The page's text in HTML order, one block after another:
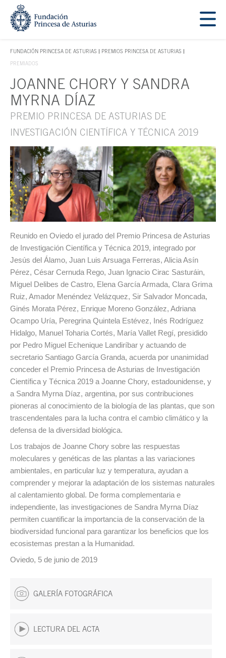
Saltar navegación. Ir directamente al contenido principal
FUNDACIÓN PRINCESA DE ASTURIAS
TECLA DE ACCESO 1
PREMIOS PRINCESA DE ASTURIAS
PREMIADOS
Contenido principal
JOANNE CHORY Y SANDRA
MYRNA DÍAZ
PREMIO PRINCESA DE ASTURIAS DE
INVESTIGACIÓN CIENTÍFICA Y TÉCNICA 2019
Reunido en Oviedo el jurado del Premio Princesa de Asturias
de Investigación Científica y Técnica 2019, integrado por
Jesús del Álamo, Juan Luis Arsuaga Ferreras, Alicia Asín
Pérez, César Cernuda Rego, Juan Ignacio Cirac Sasturáin,
Miguel Delibes de Castro, Elena García Armada, Clara Grima
Ruiz, Amador Menéndez Velázquez, Sir Salvador Moncada,
Ginés Morata Pérez, Enrique Moreno González, Adriana
Ocampo Uría, Peregrina Quintela Estévez, Inés Rodríguez
Hidalgo, Manuel Toharia Cortés, María Vallet Regí, presidido
por Pedro Miguel Echenique Landiríbar y actuando de
secretario Santiago García Granda, acuerda por unanimidad
conceder el Premio Princesa de Asturias de Investigación
Científica y Técnica 2019 a Joanne Chory, estadounidense, y
a Sandra Myrna Díaz, argentina, por sus contribuciones
pioneras al conocimiento de la biología de las plantas, que son
trascendentales para la lucha contra el cambio climático y la
defensa de la diversidad biológica.
Los trabajos de Joanne Chory sobre las respuestas
moleculares y genéticas de las plantas a las variaciones
ambientales, en particular luz y temperatura, ayudan a
comprender y mejorar la adaptación de los sistemas naturales
al calentamiento global. De forma complementaria e
independiente, las investigaciones de Sandra Myrna Díaz
permiten cuantificar la importancia de la conservación de la
biodiversidad funcional para garantizar los beneficios que los
ecosistemas prestan a la Humanidad.
Oviedo, 5 de junio de 2019
GALERÍA FOTOGRÁFICA
LECTURA DEL ACTA